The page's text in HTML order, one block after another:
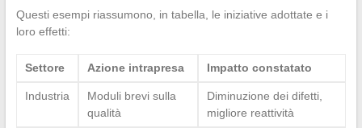
Questi esempi riassumono, in tabella, le iniziative adottate e i
loro effetti:
Settore Azione intrapresa Impatto constatato
Industria
Moduli brevi sulla
qualità
Diminuzione dei difetti,
migliore reattività